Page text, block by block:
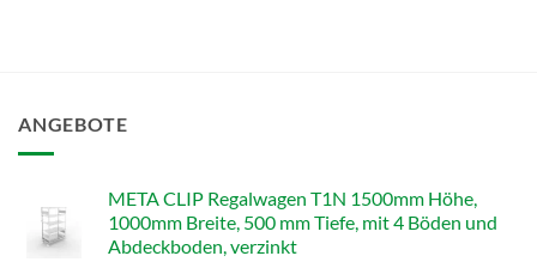
ANGEBOTE
META CLIP Regalwagen T1N 1500mm Höhe,
1000mm Breite, 500 mm Tiefe, mit 4 Böden und
Abdeckboden, verzinkt